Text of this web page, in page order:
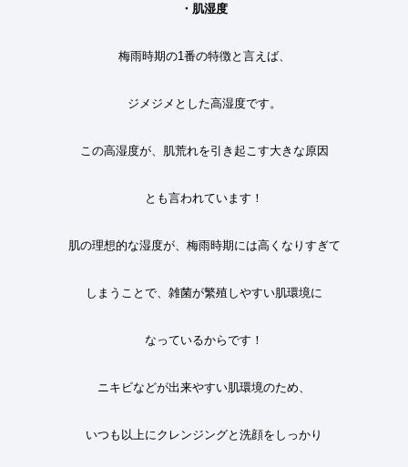
・肌湿度
梅雨時期の1 番の特徴と言えば、
ジメジメとした高湿度です。
この高湿度が、肌荒れを引き起こす大きな原因
とも言われています ！
肌の理想的な湿度が、梅雨時期には高くなりすぎて
しまうことで、雑菌が繁殖しやすい肌環境に
なっているからです！
ニキビなどが出来やすい肌環境のため、
いつも以上にクレンジングと洗顔をしっかり